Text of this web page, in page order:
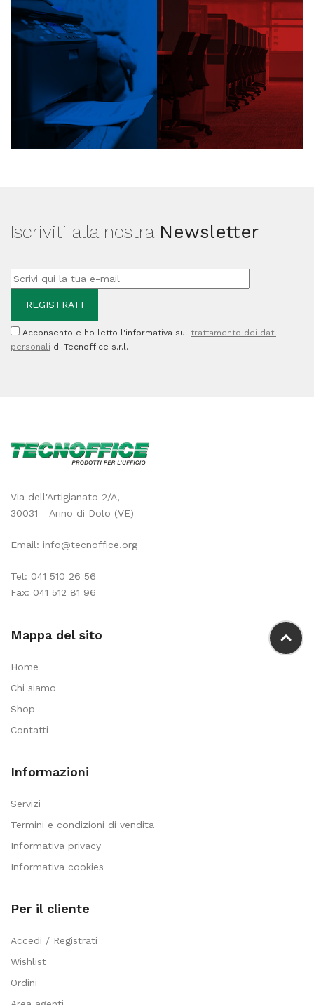
Iscriviti alla nostra Newsletter
Acconsento e ho letto l'informativa sul trattamento dei dati
personali di Tecnoffice s.r.l.
Via dell'Artigianato 2/A,
30031 - Arino di Dolo (VE)
Email: info@tecnoffice.org
Tel: 041 510 26 56
Fax: 041 512 81 96
Mappa del sito
Home
Chi siamo
Shop
Contatti
Informazioni
Servizi
Termini e condizioni di vendita
Informativa privacy
Informativa cookies
Per il cliente
Accedi / Registrati
Wishlist
Ordini